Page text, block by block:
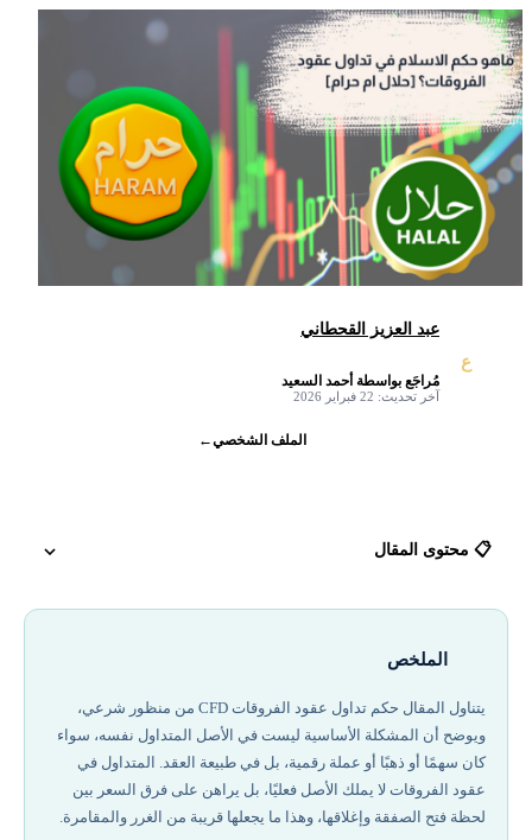
ع
عبد العزيز القحطاني
مُراجَع بواسطة أحمد السعيد
آخر تحديث: 22 فبراير 2026
الملف الشخصي←
📋 محتوى المقال
آراء المجامع الفقهية وكبار العلماء
التداول الحقيقي مقابل عقود الفروقات (CFD)
الملخص
يتناول المقال حكم تداول عقود الفروقات CFD من منظور شرعي،
ويوضح أن المشكلة الأساسية ليست في الأصل المتداول نفسه، سواء
كان سهمًا أو ذهبًا أو عملة رقمية، بل في طبيعة العقد. المتداول في
عقود الفروقات لا يملك الأصل فعليًا، بل يراهن على فرق السعر بين
لحظة فتح الصفقة وإغلاقها، وهذا ما يجعلها قريبة من الغرر والمقامرة.